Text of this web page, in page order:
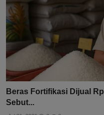
Beras Fortifikasi Dijual
Sebut...